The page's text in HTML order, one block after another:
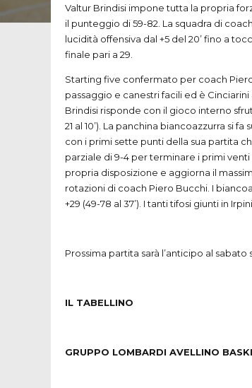
Valtur Brindisi impone tutta la propria
il punteggio di 59-82. La squadra di
lucidità offensiva dal +5 del 20’ fino a
finale pari a 29.
Starting five confermato per coach
passaggio e canestri facili ed è
Brindisi risponde con il gioco interno
21 al 10’). La panchina biancoazzurra
con i primi sette punti della sua partita
parziale di 9-4 per terminare i primi
propria disposizione e aggiorna il
rotazioni di coach Piero Bucchi. I
+29 (49-78 al 37’). I tanti tifosi giunti in
Prossima partita sarà l’anticipo al
IL TABELLINO
GRUPPO LOMBARDI AVELLINO